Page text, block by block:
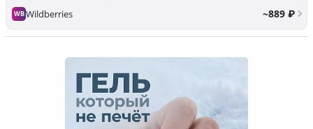
WBWildberries ~889 ₽